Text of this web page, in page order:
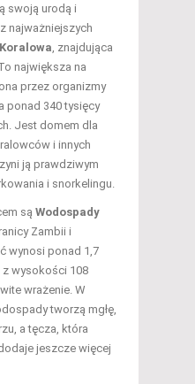
swoją urodą i
najważniejszych
, znajdująca
największa na
przez organizmy
ponad 340 tysięcy
Jest domem dla
i innych
ją prawdziwym
i snorkelingu.
są Wodospady
Zambii i
wynosi ponad 1,7
z wysokości 108
wrażenie. W
tworzą mgłę,
a tęcza, która
jeszcze więcej